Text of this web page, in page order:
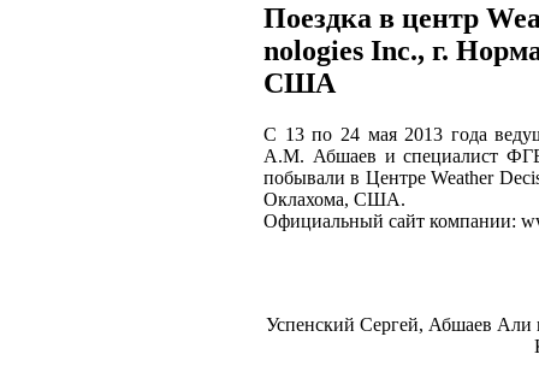
Поездка в центр
nologies Inc., г.
США
С 13 по 24 мая 2013 года
А.М. Абшаев и специалист
побывали в Центре Weather
Оклахома, США.
Официальный сайт компании:
Успенский Сергей, Абшаев Али